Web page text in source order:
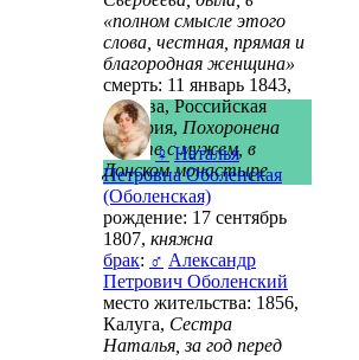
«полном смысле этого
слова, честная, прямая и
благородная женщина»
смерть: 11 январь 1843,
Москва, Российская
империя, Похоронена
вместе с мужем, в
Донском монастыре
♀ Наталья
Петровна Оболенская
(Оболенская)
рождение: 17 сентябрь
1807, княжна
брак: ♂ Александр
Петрович Оболенский
место жительства: 1856,
Калуга, Сестра
Наталья, за год перед